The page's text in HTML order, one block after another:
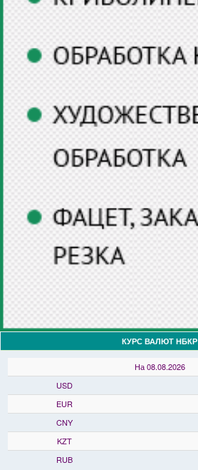
КУРС ВАЛЮТ НБКР
На 08.08.2026
USD
EUR
CNY
KZT
RUB